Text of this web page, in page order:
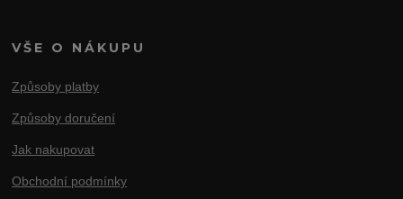
VŠE O NÁKUPU
Způsoby platby
Způsoby doručení
Jak nakupovat
Obchodní podmínky